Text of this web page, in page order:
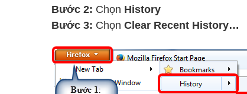
Bước 2: Chọn History
Bước 3: Chọn Clear Recent History…